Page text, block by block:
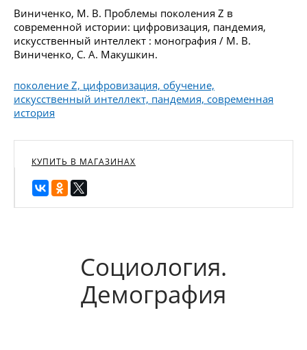
Виниченко, М. В. Проблемы поколения Z в
современной истории: цифровизация, пандемия,
искусственный интеллект : монография / М. В.
Виниченко, С. А. Макушкин.
поколение Z, цифровизация, обучение,
искусственный интеллект, пандемия, современная
история
КУПИТЬ В МАГАЗИНАХ
Социология.
Демография